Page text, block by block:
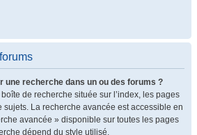
une recherche dans un ou des forums ?
de recherche située sur l’index, les pages
sujets. La recherche avancée est accessible en
avancée » disponible sur toutes les pages
dépend du style utilisé.